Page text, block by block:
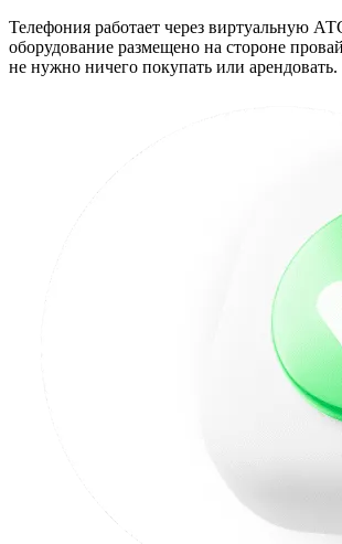
Телефония работает через виртуальную
оборудование размещено на стороне
не нужно ничего покупать или арендовать.